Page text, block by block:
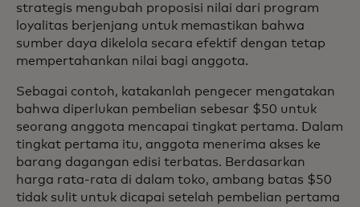
strategis mengubah proposisi nilai dari program
loyalitas berjenjang untuk memastikan bahwa
sumber daya dikelola secara efektif dengan tetap
mempertahankan nilai bagi anggota.
Sebagai contoh, katakanlah pengecer mengatakan
bahwa diperlukan pembelian sebesar $50 untuk
seorang anggota mencapai tingkat pertama. Dalam
tingkat pertama itu, anggota menerima akses ke
barang dagangan edisi terbatas. Berdasarkan
harga rata-rata di dalam toko, ambang batas $50
tidak sulit untuk dicapai setelah pembelian pertama